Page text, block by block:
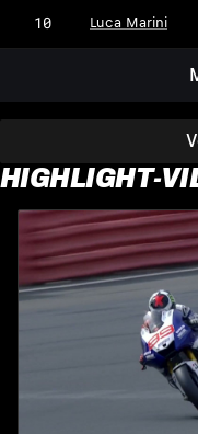
10 Luca Marini
HIGHLIGHT-